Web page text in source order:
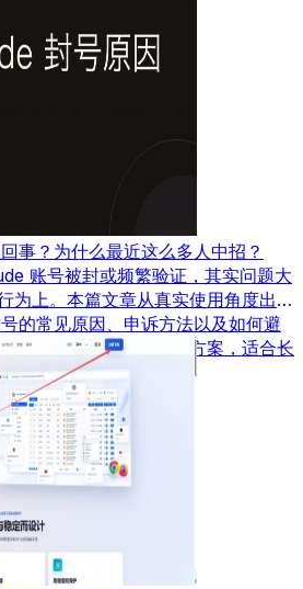
事？为什么最近这么多人中招？
账号被封或频繁验证，其实问题大
为上。本篇文章从真实使用角度出
的常见原因、申诉方法以及如何避
经验给出可落地的解决方案，适合长
。